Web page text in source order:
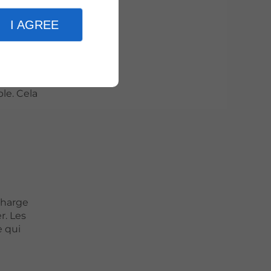
I AGREE
des
Cela
Les
qui